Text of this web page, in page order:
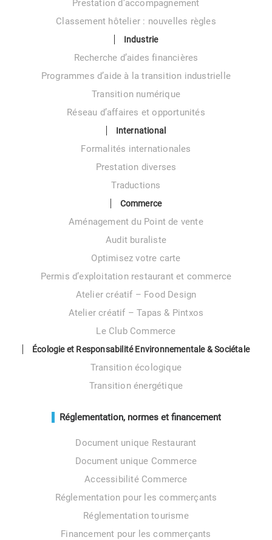
Prestation d’accompagnement
Classement hôtelier : nouvelles règles
Industrie
Recherche d’aides financières
Programmes d’aide à la transition industrielle
Transition numérique
Réseau d’affaires et opportunités
International
Formalités internationales
Prestation diverses
Traductions
Commerce
Aménagement du Point de vente
Audit buraliste
Optimisez votre carte
Permis d’exploitation restaurant et commerce
Atelier créatif – Food Design
Atelier créatif – Tapas & Pintxos
Le Club Commerce
Écologie et Responsabilité Environnementale & Sociétale
Transition écologique
Transition énergétique
Réglementation, normes et financement
Document unique Restaurant
Document unique Commerce
Accessibilité Commerce
Réglementation pour les commerçants
Réglementation tourisme
Financement pour les commerçants